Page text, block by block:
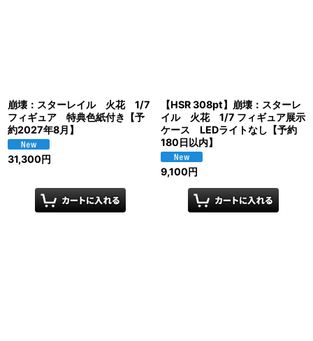
崩壊：スターレイル 火花 1/7
フィギュア 特典色紙付き【予
約2027年8月】
31,300円
【HSR 308pt】崩壊：スターレ
イル 火花 1/7 フィギュア展示
ケース LEDライトなし【予約
180日以内】
9,100円